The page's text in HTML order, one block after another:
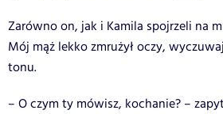
Zarówno on, jak i Kamila spojrzeli na
Mój mąż lekko zmrużył oczy,
tonu.
– O czym ty mówisz, kochanie? –